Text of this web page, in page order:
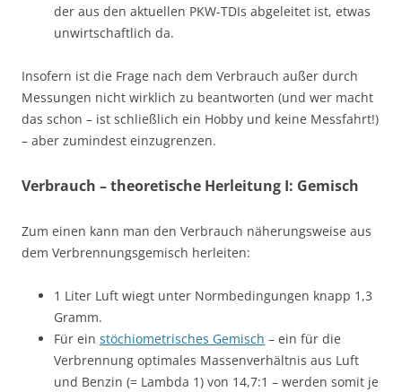
der aus den aktuellen PKW-TDIs abgeleitet ist, etwas
unwirtschaftlich da.
Insofern ist die Frage nach dem Verbrauch außer durch
Messungen nicht wirklich zu beantworten (und wer macht
das schon – ist schließlich ein Hobby und keine Messfahrt!)
– aber zumindest einzugrenzen.
Verbrauch – theoretische Herleitung I: Gemisch
Zum einen kann man den Verbrauch näherungsweise aus
dem Verbrennungsgemisch herleiten:
1 Liter Luft wiegt unter Normbedingungen knapp 1,3
Gramm.
Für ein stöchiometrisches Gemisch – ein für die
Verbrennung optimales Massenverhältnis aus Luft
und Benzin (= Lambda 1) von 14,7:1 – werden somit je